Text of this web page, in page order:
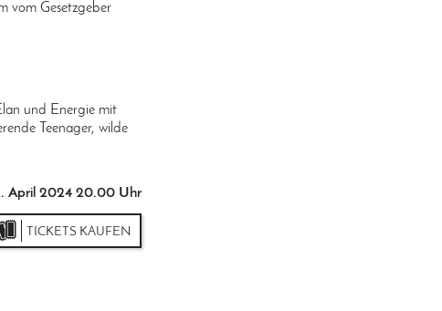
vom Gesetzgeber
und Energie mit
Teenager, wilde
April 2024 20.00 Uhr
TICKETS KAUFEN